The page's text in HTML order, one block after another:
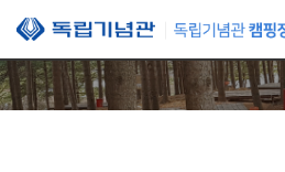
본문 바로가기